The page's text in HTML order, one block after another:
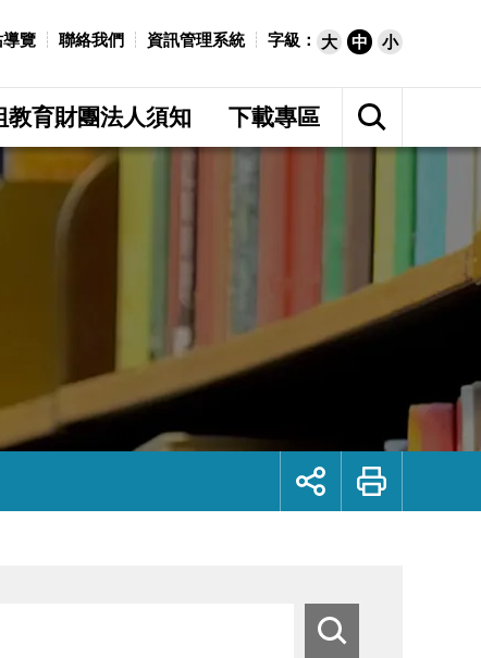
覽 聯絡我們 資訊管理系統 字級： 大 中 小
教育財團法人須知 下載專區
展
開
網
站
尋
展
鈕
列
搜
尋